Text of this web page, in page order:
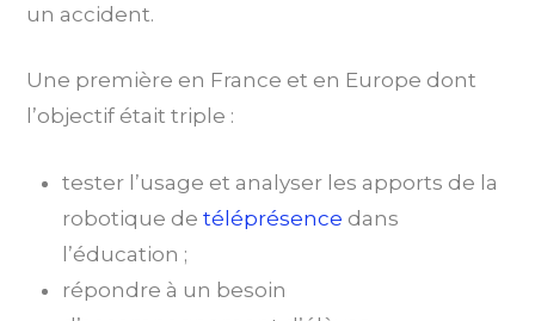
un accident.
Une première en France et en Europe dont
l’objectif était triple :
tester l’usage et analyser les apports de la
robotique detéléprésence dans
l’éducation ;
répondre à un besoin